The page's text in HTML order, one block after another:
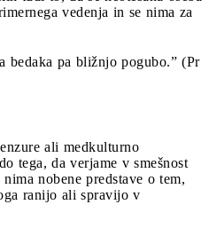
vedenja in se nima za
bedaka pa bližnjo pogubo.” (Pr
ali medkulturno
tega, da verjame v smešnost
nobene predstave o tem,
ranijo ali spravijo v